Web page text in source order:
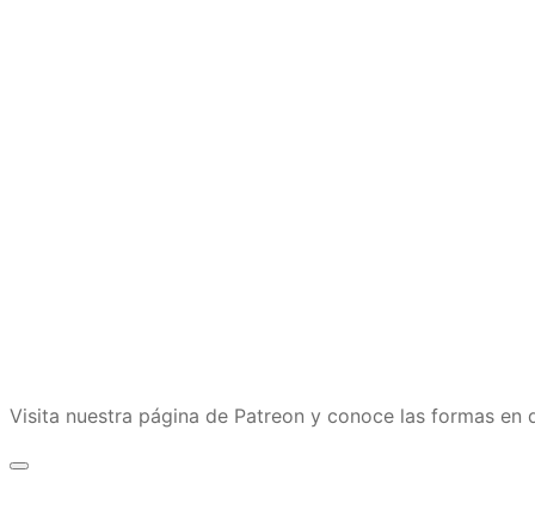
Visita nuestra página de Patreon y conoce las formas en